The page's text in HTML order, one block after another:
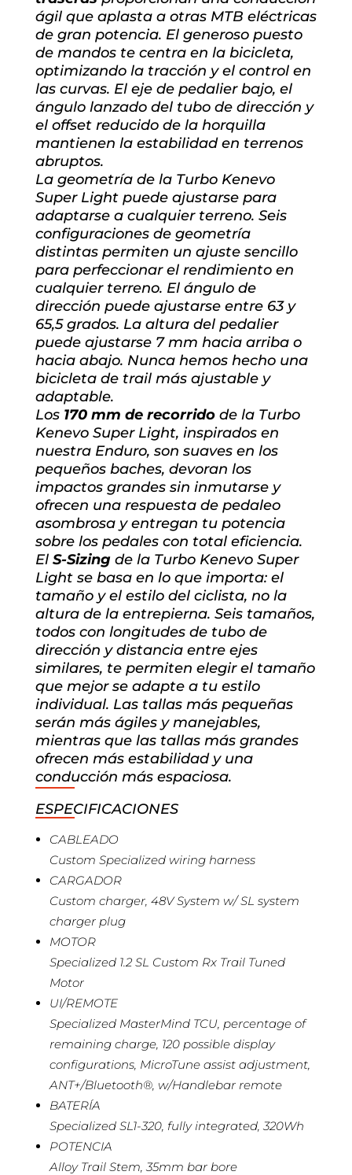
ágil que aplasta a otras MTB eléctricas
de gran potencia. El generoso puesto
de mandos te centra en la bicicleta,
optimizando la tracción y el control en
las curvas. El eje de pedalier bajo, el
ángulo lanzado del tubo de dirección y
el offset reducido de la horquilla
mantienen la estabilidad en terrenos
abruptos.
La geometría de la Turbo Kenevo
Super Light puede ajustarse para
adaptarse a cualquier terreno. Seis
configuraciones de geometría
distintas permiten un ajuste sencillo
para perfeccionar el rendimiento en
cualquier terreno. El ángulo de
dirección puede ajustarse entre 63 y
65,5 grados. La altura del pedalier
puede ajustarse 7 mm hacia arriba o
hacia abajo. Nunca hemos hecho una
bicicleta de trail más ajustable y
adaptable.
Los 170 mm de recorridode la Turbo
Kenevo Super Light, inspirados en
nuestra Enduro, son suaves en los
pequeños baches, devoran los
impactos grandes sin inmutarse y
ofrecen una respuesta de pedaleo
asombrosa y entregan tu potencia
sobre los pedales con total eficiencia.
El S-Sizingde la Turbo Kenevo Super
Light se basa en lo que importa: el
tamaño y el estilo del ciclista, no la
altura de la entrepierna. Seis tamaños,
todos con longitudes de tubo de
dirección y distancia entre ejes
similares, te permiten elegir el tamaño
que mejor se adapte a tu estilo
individual. Las tallas más pequeñas
serán más ágiles y manejables,
mientras que las tallas más grandes
ofrecen más estabilidad y una
conducción más espaciosa.
ESPECIFICACIONES
CABLEADO
Custom Specialized wiring harness
CARGADOR
Custom charger, 48V System w/ SL system
charger plug
MOTOR
Specialized 1.2 SL Custom Rx Trail Tuned
Motor
UI/REMOTE
Specialized MasterMind TCU, percentage of
remaining charge, 120 possible display
configurations, MicroTune assist adjustment,
ANT+/Bluetooth®, w/Handlebar remote
BATERÍA
Specialized SL1-320, fully integrated, 320Wh
POTENCIA
Alloy Trail Stem, 35mm bar bore